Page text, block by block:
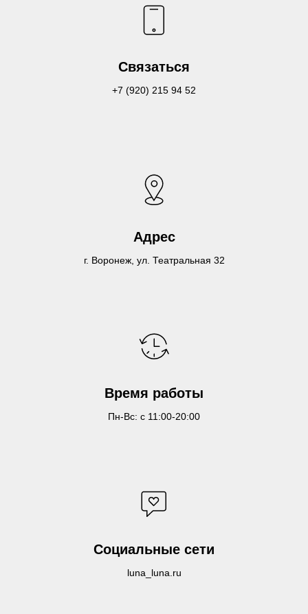
Связаться
+7 (920) 215 94 52
Адрес
г. Воронеж, ул. Театральная 32
Время работы
Пн-Вс: с 11:00-20:00
Социальные сети
luna_luna.ru